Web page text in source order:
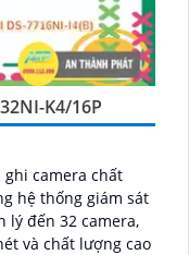
K4/16P
ghi camera chất
hệ thống giám sát
và chất lượng cao